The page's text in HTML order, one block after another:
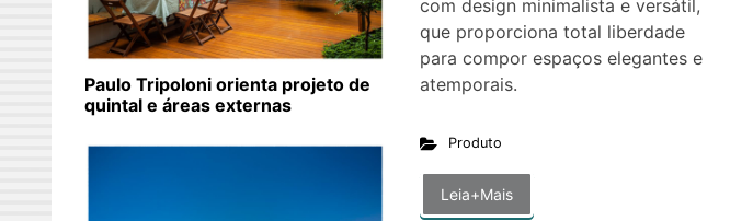
com design minimalista e versátil,
que proporciona total liberdade
para compor espaços elegantes e
atemporais.
Produto
Leia+Mais
Paulo Tripoloni orienta projeto de
quintal e áreas externas